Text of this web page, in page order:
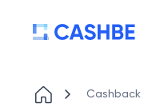
Cashback